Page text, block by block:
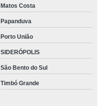
Matos Costa
Papanduva
Porto União
SIDERÓPOLIS
São Bento do Sul
Timbó Grande